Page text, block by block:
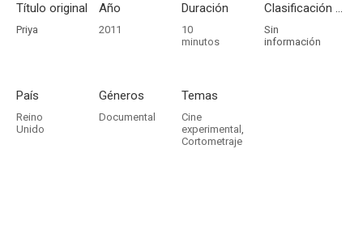
Título original
Priya
Año
2011
Duración
10
minutos
Clasificación por edades
Sin
información
País
Reino
Unido
Géneros
Documental
Temas
Cine
experimental ,
Cortometraje